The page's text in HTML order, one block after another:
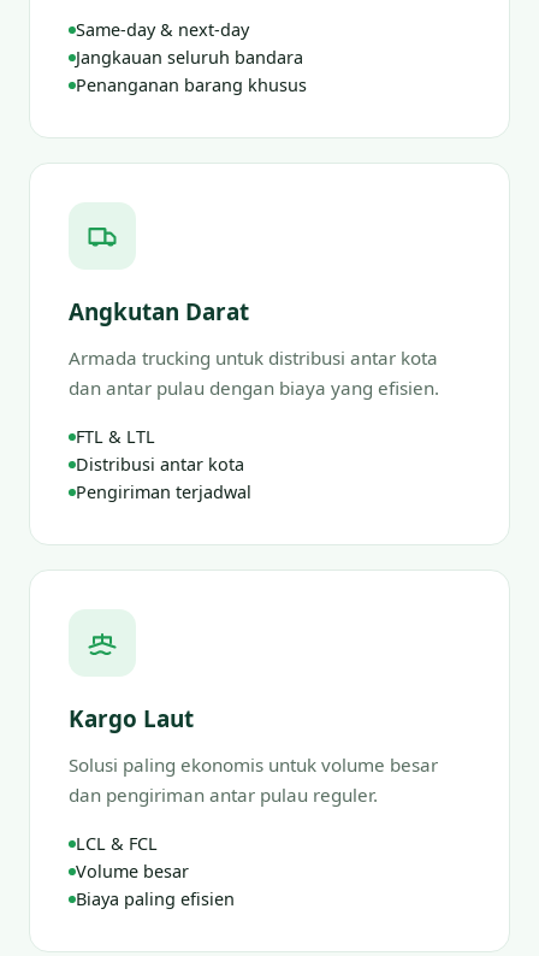
Same-day & next-day
Jangkauan seluruh bandara
Penanganan barang khusus
Angkutan Darat
Armada trucking untuk distribusi antar kota
dan antar pulau dengan biaya yang efisien.
FTL & LTL
Distribusi antar kota
Pengiriman terjadwal
Kargo Laut
Solusi paling ekonomis untuk volume besar
dan pengiriman antar pulau reguler.
LCL & FCL
Volume besar
Biaya paling efisien